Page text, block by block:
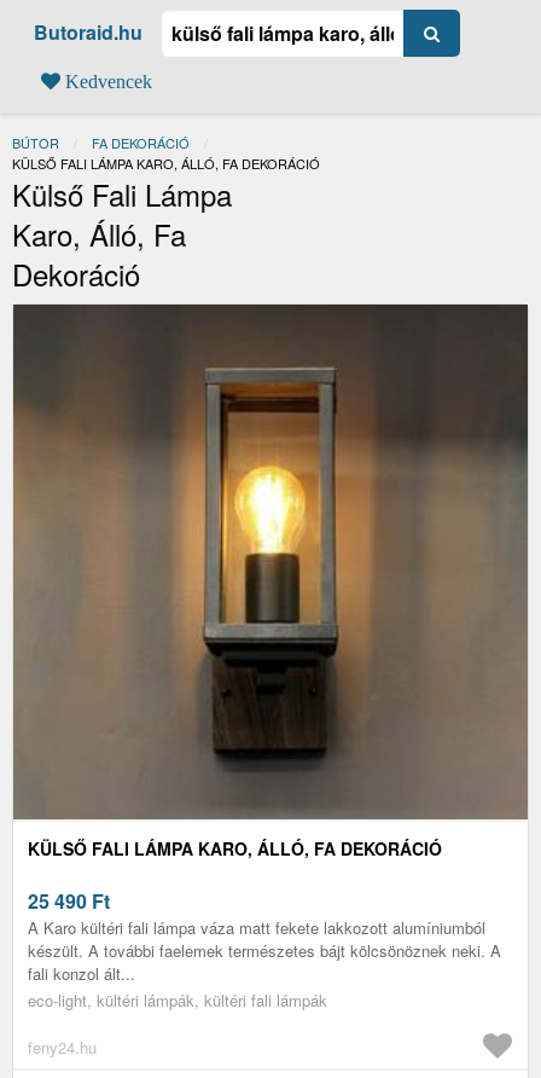
Butoraid.hu
Kedvencek
BÚTOR
FA DEKORÁCIÓ
JELENLEGI:
KÜLSŐ FALI LÁMPA KARO, ÁLLÓ, FA DEKORÁCIÓ
Külső Fali Lámpa
Karo, Álló, Fa
Dekoráció
KÜLSŐ FALI LÁMPA KARO, ÁLLÓ, FA DEKORÁCIÓ
25 490 Ft
A Karo kültéri fali lámpa váza matt fekete lakkozott alumíniumból
készült. A további faelemek természetes bájt kölcsönöznek neki. A
fali konzol ált...
eco-light, kültéri lámpák, kültéri fali lámpák
feny24.hu